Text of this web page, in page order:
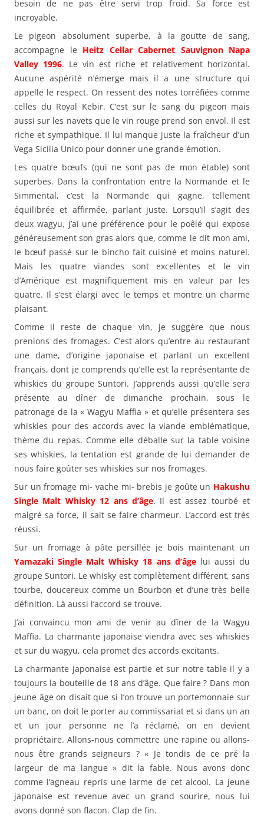
besoin de ne pas être servi trop froid. Sa force est
incroyable.
Le pigeon absolument superbe, à la goutte de sang,
accompagne le Heitz Cellar Cabernet Sauvignon Napa
Valley 1996. Le vin est riche et relativement horizontal.
Aucune aspérité n’émerge mais il a une structure qui
appelle le respect. On ressent des notes torréfiées comme
celles du Royal Kebir. C’est sur le sang du pigeon mais
aussi sur les navets que le vin rouge prend son envol. Il est
riche et sympathique. Il lui manque juste la fraîcheur d’un
Vega Sicilia Unico pour donner une grande émotion.
Les quatre bœufs (qui ne sont pas de mon étable) sont
superbes. Dans la confrontation entre la Normande et le
Simmental, c’est la Normande qui gagne, tellement
équilibrée et affirmée, parlant juste. Lorsqu’il s’agit des
deux wagyu, j’ai une préférence pour le poêlé qui expose
généreusement son gras alors que, comme le dit mon ami,
le bœuf passé sur le bincho fait cuisiné et moins naturel.
Mais les quatre viandes sont excellentes et le vin
d’Amérique est magnifiquement mis en valeur par les
quatre. Il s’est élargi avec le temps et montre un charme
plaisant.
Comme il reste de chaque vin, je suggère que nous
prenions des fromages. C’est alors qu’entre au restaurant
une dame, d’origine japonaise et parlant un excellent
français, dont je comprends qu’elle est la représentante de
whiskies du groupe Suntori. J’apprends aussi qu’elle sera
présente au dîner de dimanche prochain, sous le
patronage de la « Wagyu Maffia » et qu’elle présentera ses
whiskies pour des accords avec la viande emblématique,
thème du repas. Comme elle déballe sur la table voisine
ses whiskies, la tentation est grande de lui demander de
nous faire goûter ses whiskies sur nos fromages.
Sur un fromage mi- vache mi- brebis je goûte un Hakushu
Single Malt Whisky 12 ans d’âge. Il est assez tourbé et
malgré sa force, il sait se faire charmeur. L’accord est très
réussi.
Sur un fromage à pâte persillée je bois maintenant un
Yamazaki Single Malt Whisky 18 ans d’âgelui aussi du
groupe Suntori. Le whisky est complètement différent, sans
tourbe, doucereux comme un Bourbon et d’une très belle
définition. Là aussi l’accord se trouve.
J’ai convaincu mon ami de venir au dîner de la Wagyu
Maffia. La charmante japonaise viendra avec ses whiskies
et sur du wagyu, cela promet des accords excitants.
La charmante japonaise est partie et sur notre table il y a
toujours la bouteille de 18 ans d’âge. Que faire ? Dans mon
jeune âge on disait que si l’on trouve un portemonnaie sur
un banc, on doit le porter au commissariat et si dans un an
et un jour personne ne l’a réclamé, on en devient
propriétaire. Allons-nous commettre une rapine ou allons-
nous être grands seigneurs ? « Je tondis de ce pré la
largeur de ma langue » dit la fable. Nous avons donc
comme l’agneau repris une larme de cet alcool. La jeune
japonaise est revenue avec un grand sourire, nous lui
avons donné son flacon. Clap de fin.